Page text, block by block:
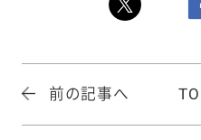
前の記事へ